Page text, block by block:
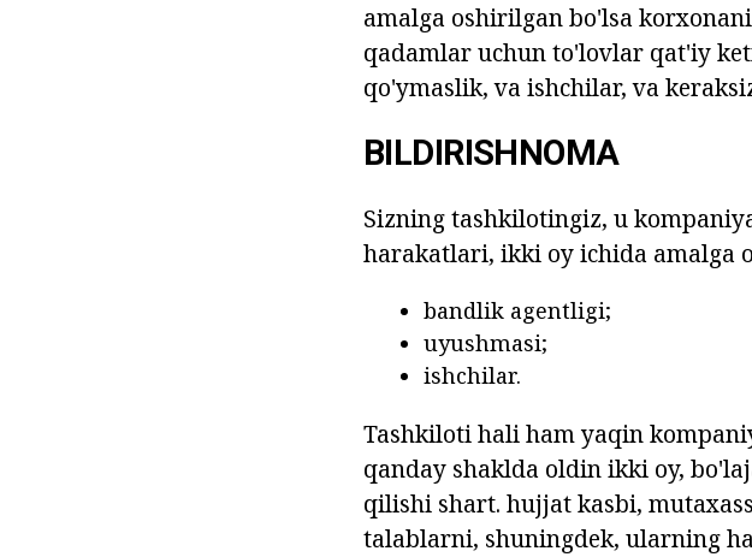
amalga oshirilgan bo'lsa
qadamlar uchun to'lovlar qat'iy
qo'ymaslik, va ishchilar, va
BILDIRISHNOMA
Sizning tashkilotingiz, u
harakatlari, ikki oy ichida amalga
bandlik agentligi;
uyushmasi;
ishchilar.
Tashkiloti hali ham yaqin
qanday shaklda oldin ikki oy,
qilishi shart. hujjat kasbi,
talablarni, shuningdek, ularning